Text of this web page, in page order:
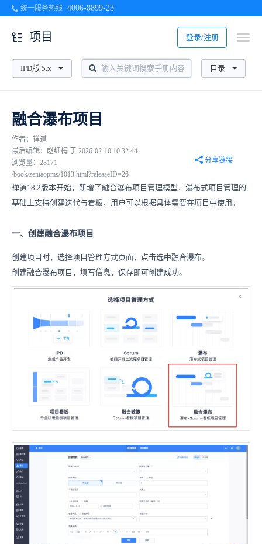
统一服务热线 4006-8899-23
登录/注册
项目
IPD版 5.x 目录
融合瀑布项目
作者：禅道
最后编辑：赵红梅 于 2026-02-10 10:32:44
浏览量：28171
分享链接
/book/zentaopms/1013.html?releaseID=26
禅道18.2版本开始，新增了融合瀑布项目管理模型，瀑布式项目管理的
基础上支持创建迭代与看板，用户可以根据具体需要在项目中使用。
一、创建融合瀑布项目
创建项目时，选择项目管理方式页面，点击选中融合瀑布。
创建融合瀑布项目，填写信息，保存即可创建成功。